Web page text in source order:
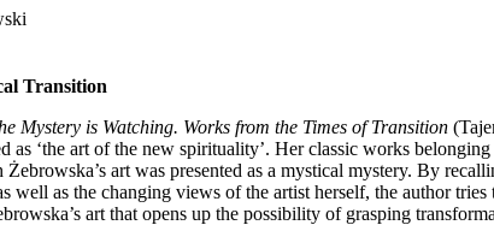
Transition
Mystery is Watching. Works from the Times of Transition
‘the art of the new spirituality’. Her classic works
art was presented as a mystical mystery. By
well as the changing views of the artist herself, the author
art that opens up the possibility of grasping